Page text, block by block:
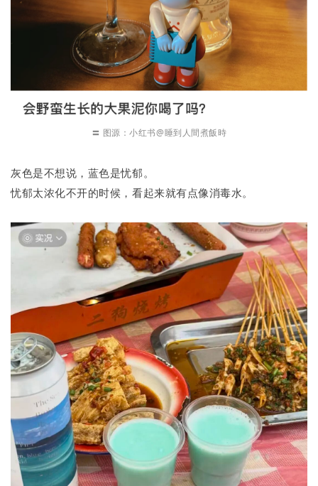
〓 图源：小红书@睡到人間煮飯時
灰色是不想说，蓝色是忧郁。
忧郁太浓化不开的时候，看起来就有点像消毒水。